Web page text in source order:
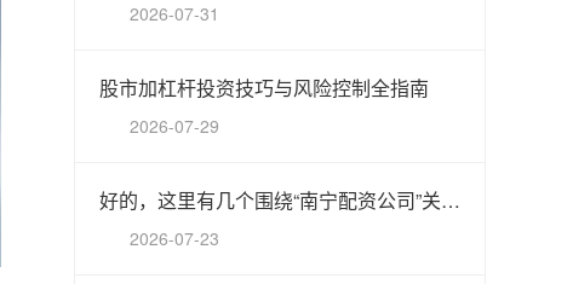
2026-07-31
股市加杠杆投资技巧与风险控制全指南
2026-07-29
好的，这里有几个围绕“南宁配资公司”关键词、符合百度收录规范的标题，均在以内：
2026-07-23